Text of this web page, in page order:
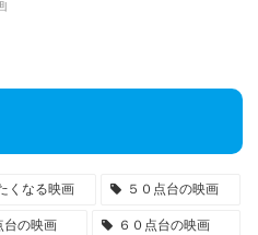
くなる映画 ５０点台の映画
台の映画 ６０点台の映画